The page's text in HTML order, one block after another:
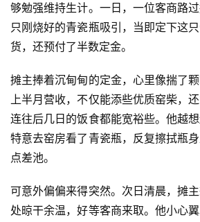
够勉强维持生计。一日，一位客商路
只刚烧好的青瓷瓶吸引，当即定下这
货，还预付了半数定金。
摊主捧着沉甸甸的定金，心里像揣了
上半月营收，不仅能添些优质窑柴，还
连往后几日的饭食都能宽裕些。他越
特意去窑房看了青瓷瓶，反复擦拭瓶
点差池。
可意外偏偏来得突然。次日清晨，摊
处晾干余温，好等客商来取。他小心